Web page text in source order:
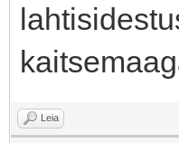
Leia